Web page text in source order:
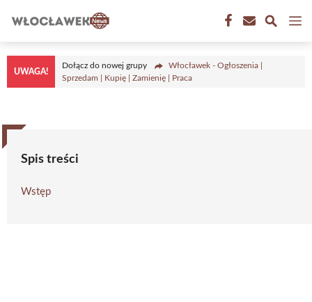
treści
UWAGA!
Dołącz do nowej grupy
Włocławek - Ogłoszenia |
Sprzedam | Kupię | Zamienię | Praca
Spis treści
Wstęp